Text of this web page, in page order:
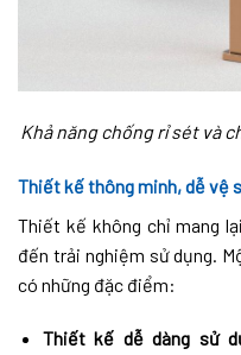
Khả năng chống rỉ sét và
Thiết kế thông minh, dễ vệ
Thiết kế không chỉ mang
đến trải nghiệm sử dụng.
có những đặc điểm:
Thiết kế dễ dàng sử